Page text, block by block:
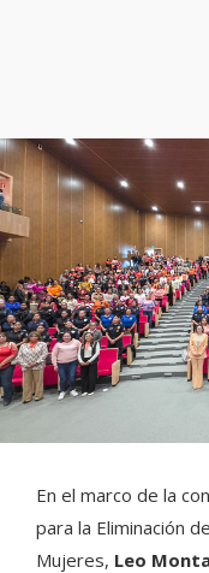
En el marco de la
para la Eliminación
Mujeres, Leo